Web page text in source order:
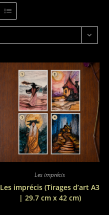
Les imprécis
Les imprécis (Tirages d’art A3
| 29.7 cm x 42 cm)